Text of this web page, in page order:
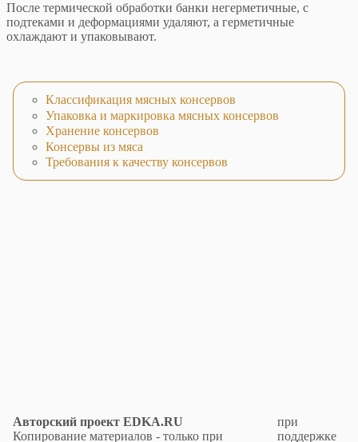
После термической обработки банки негерметичные, с
подтеками и деформациями удаляют, а герметичные
охлаждают и упаковывают.
Классификация мясных консервов
Упаковка и маркировка мясных консервов
Хранение консервов
Консервы из мяса
Требования к качеству консервов
Авторский проект EDKA.RU
Копирование материалов - только при
при
поддержке